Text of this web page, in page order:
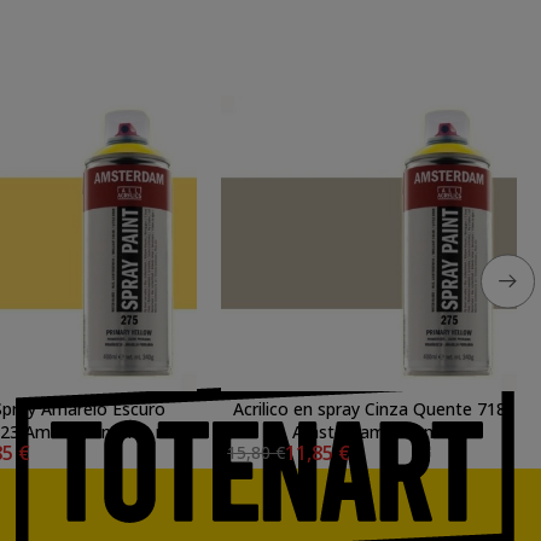
Amarelo Escuro
Amsterdam 400 ml.
€
Acrilico en spray Cinza Quente 718
Amsterdam 400 ml.
15,80 €11,85 €